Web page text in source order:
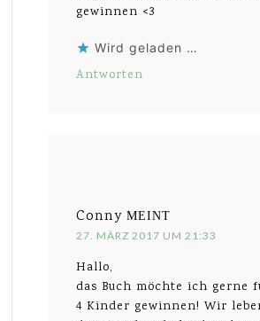
gewinnen <3
Wird geladen …
Antworten
Conny MEINT
27. MÄRZ 2017 UM 21:33
Hallo,
das Buch möchte ich gerne
4 Kinder gewinnen! Wir